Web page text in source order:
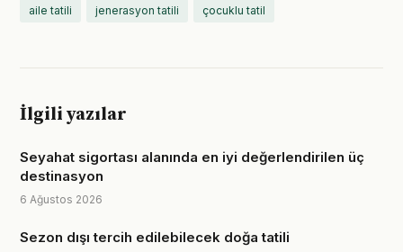
aile tatili jenerasyon tatili çocuklu tatil
İlgili yazılar
Seyahat sigortası alanında en iyi değerlendirilen üç
destinasyon
6 Ağustos 2026
Sezon dışı tercih edilebilecek doğa tatili